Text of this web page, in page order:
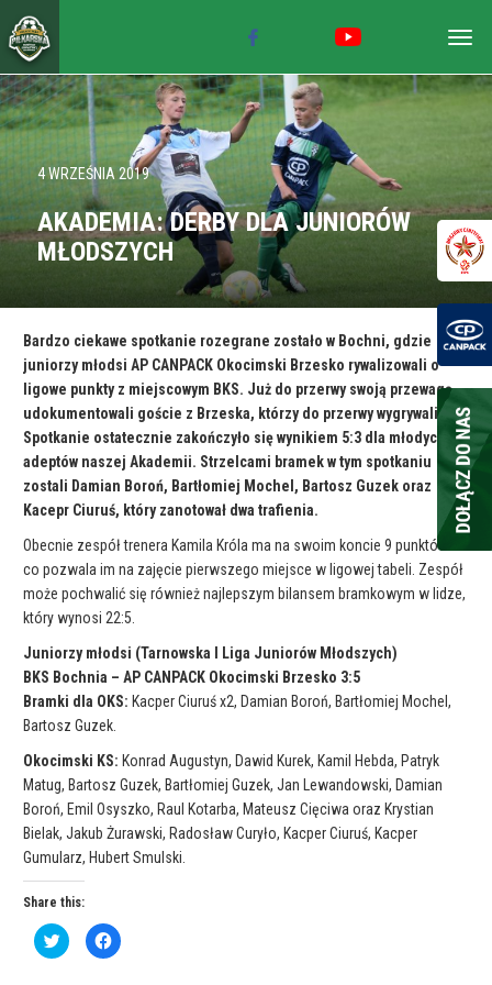
4 WRZEŚNIA 2019
AKADEMIA: DERBY DLA JUNIORÓW
MŁODSZYCH
Bardzo ciekawe spotkanie rozegrane zostało w Bochni, gdzie
juniorzy młodsi AP CANPACK Okocimski Brzesko rywalizowali o
ligowe punkty z miejscowym BKS. Już do przerwy swoją przewagę
udokumentowali goście z Brzeska, którzy do przerwy wygrywali 4:1.
Spotkanie ostatecznie zakończyło się wynikiem 5:3 dla młodych
adeptów naszej Akademii. Strzelcami bramek w tym spotkaniu
zostali Damian Boroń, Bartłomiej Mochel, Bartosz Guzek oraz
Kacepr Ciuruś, który zanotował dwa trafienia.
Obecnie zespół trenera Kamila Króla ma na swoim koncie 9 punktów
co pozwala im na zajęcie pierwszego miejsce w ligowej tabeli. Zespół
może pochwalić się również najlepszym bilansem bramkowym w lidze,
który wynosi 22:5.
Juniorzy młodsi (Tarnowska I Liga Juniorów Młodszych)
BKS Bochnia – AP CANPACK Okocimski Brzesko 3:5
Bramki dla OKS: Kacper Ciuruś x2, Damian Boroń, Bartłomiej Mochel,
Bartosz Guzek.
Okocimski KS: Konrad Augustyn, Dawid Kurek, Kamil Hebda, Patryk
Matug, Bartosz Guzek, Bartłomiej Guzek, Jan Lewandowski, Damian
Boroń, Emil Osyszko, Raul Kotarba, Mateusz Cięciwa oraz Krystian
Bielak, Jakub Żurawski, Radosław Curyło, Kacper Ciuruś, Kacper
Gumularz, Hubert Smulski.
Share this:
C
l
C
l